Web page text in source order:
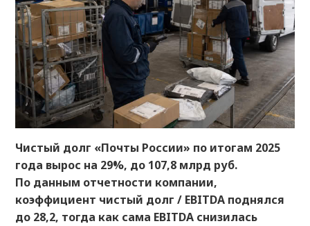
Чистый долг «Почты России» по итогам 2025
года вырос на 29%, до 107,8 млрд руб.
По данным отчетности компании,
коэффициент чистый долг / EBITDA поднялся
до 28,2, тогда как сама EBITDA снизилась